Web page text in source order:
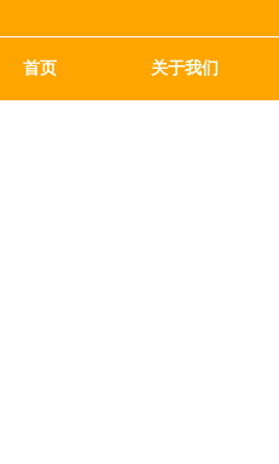
首页 关于我们